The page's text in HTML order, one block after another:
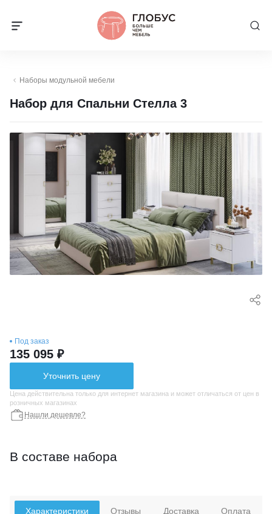
Наборы модульной мебели
Набор для Спальни Стелла 3
Под заказ
135 095 ₽
Уточнить цену
Цена действительна только для интернет магазина и может отличаться от цен в
розничных магазинах
Нашли дешевле?
В составе набора
Характеристики Отзывы Доставка Оплата